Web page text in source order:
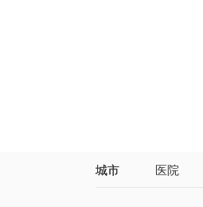
城市 医院